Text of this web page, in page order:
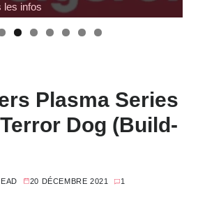
les infos
Plasma Series
Dog (Build-
20 DÉCEMBRE 2021 1